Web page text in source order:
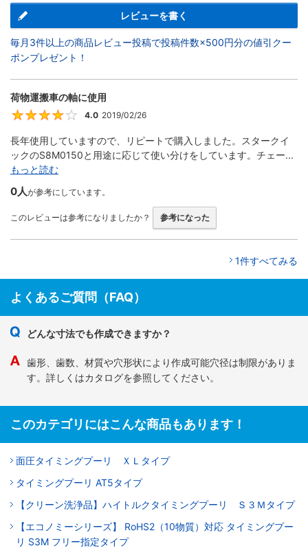
レビューを書く
毎月3件以上の商品レビュー投稿で投稿件数×500円分の値引クー
ポンプレゼント！
荷物運搬車の軸に使用
4
4.0 2019/02/26
長年使用していますので、リピートで購入しました。スタークイ
ックのS8M0150と用途に応じて使い分けをしています。チェー...
もっと読む
0人が参考にしています。
このレビューは参考になりましたか？ 参考になった
1件すべてみる
よくあるご質問（FAQ）
どんな寸法でも作成できますか？
歯形、歯数、材質や穴形状により作成可能穴径は制限がありま
す。詳しくはカタログを参照してください。
このカテゴリにはこんな商品もあります！
面圧タイミングプーリ ＸＬタイプ
タイミングプーリ AT5タイプ
【クリーン洗浄品】ハイトルクタイミングプーリ Ｓ３Ｍタイプ
【エコノミーシリーズ】 RoHS2（10物質）対応 タイミングプー
リ S3M フリー指定タイプ